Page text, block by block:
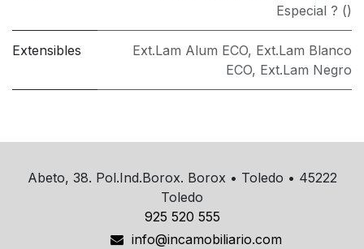
Especial ? ()
Extensibles Ext.Lam Alum ECO, Ext.Lam Blanco
ECO, Ext.Lam Negro
Abeto, 38. Pol.Ind.Borox. Borox • Toledo • 45222
Toledo
925 520 555
info@incamobiliario.com